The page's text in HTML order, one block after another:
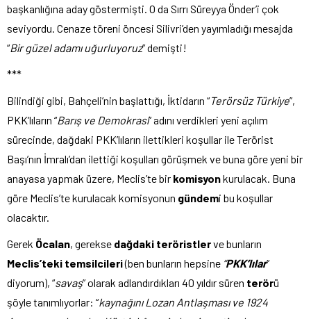
başkanlığına aday göstermişti. O da Sırrı Süreyya Önder’i çok
seviyordu. Cenaze töreni öncesi Silivri’den yayımladığı mesajda
“Bir güzel adamı uğurluyoruz” demişti!
***
Bilindiği gibi, Bahçeli’nin başlattığı, İktidarın “Terörsüz Türkiye”,
PKK’lıların “Barış ve Demokrasi” adını verdikleri yeni açılım
sürecinde, dağdaki PKK’lıların ilettikleri koşullar ile Terörist
Başı’nın İmralı’dan ilettiği koşulları görüşmek ve buna göre yeni bir
anayasa yapmak üzere, Meclis’te bir komisyonkurulacak. Buna
göre Meclis’te kurulacak komisyonun gündemi bu koşullar
olacaktır.
Gerek Öcalan, gerekse dağdaki teröristlerve bunların
Meclis’teki temsilcileri(ben bunların hepsine “PKK’lılar”
diyorum), “savaş” olarak adlandırdıkları 40 yıldır süren terörü
şöyle tanımlıyorlar: “kaynağını Lozan Antlaşması ve 1924